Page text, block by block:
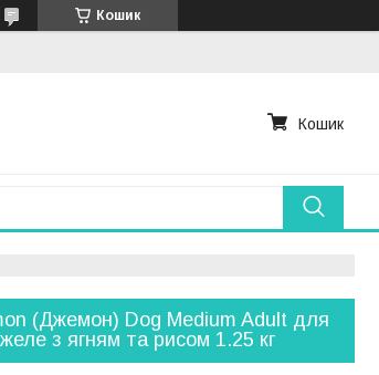
Кошик
Кошик
(Джемон) Dog Medium Adult для
з ягням та рисом 1.25 кг